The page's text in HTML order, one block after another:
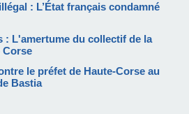
: L’État français condamné
: L'amertume du collectif de la
Corse
le préfet de Haute-Corse au
Bastia